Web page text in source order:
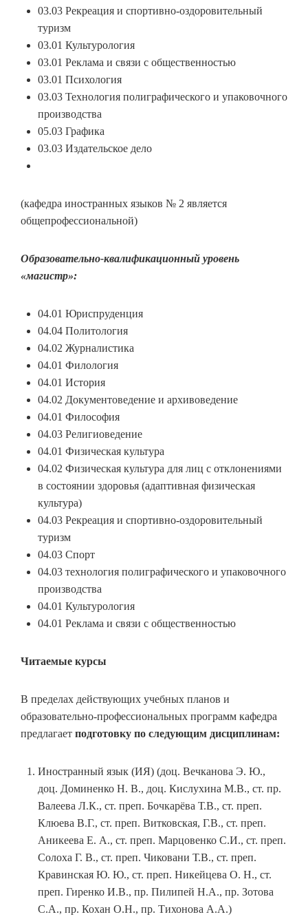
03.03 Рекреация и спортивно-оздоровительный
туризм
03.01 Культурология
03.01 Реклама и связи с общественностью
03.01 Психология
03.03 Технология полиграфического и упаковочного
производства
05.03 Графика
03.03 Издательское дело
(кафедра иностранных языков № 2 является
общепрофессиональной)
Образовательно-квалификационный уровень
«магистр»:
04.01 Юриспруденция
04.04 Политология
04.02 Журналистика
04.01 Филология
04.01 История
04.02 Документоведение и архивоведение
04.01 Философия
04.03 Религиоведение
04.01 Физическая культура
04.02 Физическая культура для лиц с отклонениями
в состоянии здоровья (адаптивная физическая
культура)
04.03 Рекреация и спортивно-оздоровительный
туризм
04.03 Спорт
04.03 технология полиграфического и упаковочного
производства
04.01 Культурология
04.01 Реклама и связи с общественностью
Читаемые курсы
В пределах действующих учебных планов и
образовательно-профессиональных программ кафедра
предлагает подготовку по следующим дисциплинам:
Иностранный язык (ИЯ) (доц. Вечканова Э. Ю.,
доц. Доминенко Н. В., доц. Кислухина М.В., ст. пр.
Валеева Л.К., ст. преп. Бочкарёва Т.В., ст. преп.
Клюева В.Г., ст. преп. Витковская, Г.В., ст. преп.
Аникеева Е. А., ст. преп. Марцовенко С.И., ст. преп.
Солоха Г. В., ст. преп. Чиковани Т.В., ст. преп.
Кравинская Ю. Ю., ст. преп. Никейцева О. Н., ст.
преп. Гиренко И.В., пр. Пилипей Н.А., пр. Зотова
С.А., пр. Кохан О.Н., пр. Тихонова А.А.)